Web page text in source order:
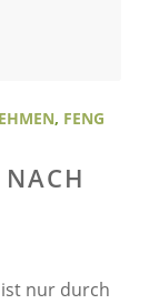
, FENG
nur durch